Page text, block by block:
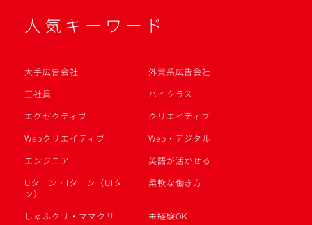
人気キーワード
大手広告会社
外資系広告会社
正社員
ハイクラス
エグゼクティブ
クリエイティブ
Webクリエイティブ
Web・デジタル
エンジニア
英語が活かせる
Uターン・Iターン（UIター
ン）
柔軟な働き方
しゅふクリ・ママクリ
未経験OK